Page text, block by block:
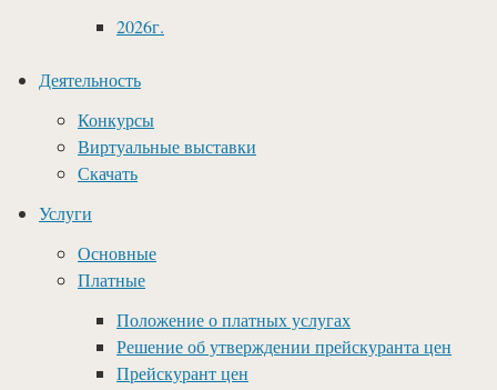
2026г.
Деятельность
Конкурсы
Виртуальные выставки
Скачать
Услуги
Основные
Платные
Положение о платных услугах
Решение об утверждении прейскуранта цен
Прейскурант цен